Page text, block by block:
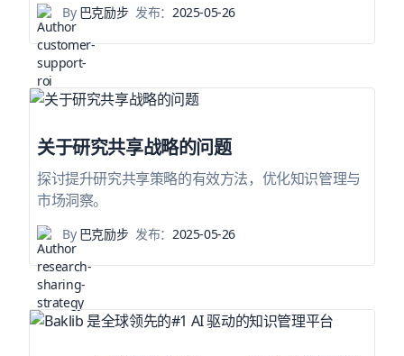
By巴克励步 发布：2025-05-26
关于研究共享战略的问题
探讨提升研究共享策略的有效方法，优化知识管理与
市场洞察。
By巴克励步 发布：2025-05-26